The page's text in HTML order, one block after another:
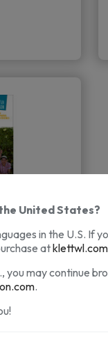
United States?
in the U.S. If
atklettwl.com
you may continue
.